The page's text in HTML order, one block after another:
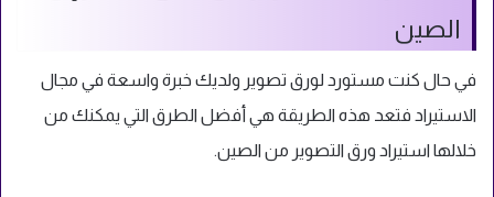
الصين
في حال كنت مستورد لورق تصوير ولديك خبرة واسعة في مجال
الاستيراد فتعد هذه الطريقة هي أفضل الطرق التي يمكنك من
خلالها استيراد ورق التصوير من الصين.